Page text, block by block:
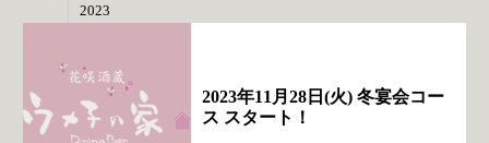
2023
2023年11月28日(火) 冬宴会コー
ス スタート！